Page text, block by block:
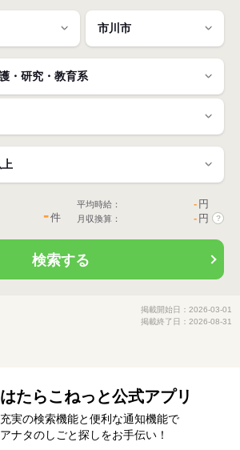
-件
平均時給： - 円
月収換算： - 円 ?
検索する
掲載開始日：2026-03-01
掲載終了日：2026-08-31
はたらこねっと公式アプリ
充実の検索機能と便利な通知機能で
アナタのしごと探しをお手伝い！